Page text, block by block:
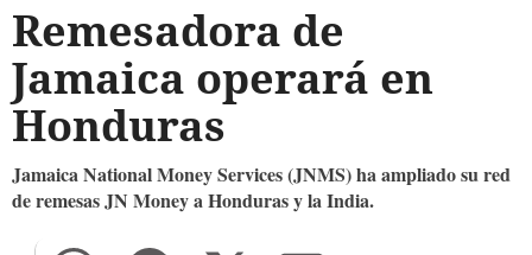
Remesadora de
Jamaica operará en
Honduras
Jamaica National Money Services (JNMS) ha ampliado su red
de remesas JN Money a Honduras y la India.